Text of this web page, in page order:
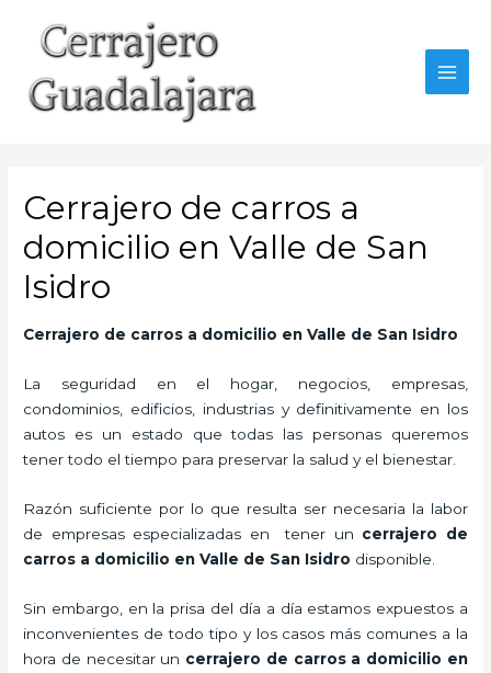
contenido
Cerrajero de carros a
domicilio en Valle de San
Isidro
Cerrajero de carros a domicilio en Valle de San Isidro
La seguridad en el hogar, negocios, empresas,
condominios, edificios, industrias y definitivamente en los
autos es un estado que todas las personas queremos
tener todo el tiempo para preservar la salud y el bienestar.
Razón suficiente por lo que resulta ser necesaria la labor
de empresas especializadas en tener un cerrajero de
carros a domicilio en Valle de San Isidro disponible.
Sin embargo, en la prisa del día a día estamos expuestos a
inconvenientes de todo tipo y los casos más comunes a la
hora de necesitar un cerrajero de carros a domicilio en